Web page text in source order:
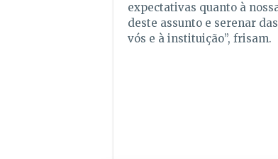
expectativas quanto à
deste assunto e serenar
vós e à instituição”, frisam.